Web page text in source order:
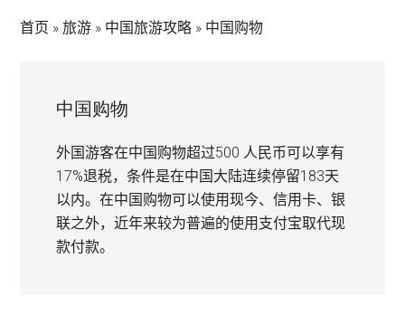
首页 »旅游 » 中国旅游攻略 » 中国购物
中国购物
外国游客在中国购物超过500 人民币可以享有
17%退税，条件是在中国大陆连续停留183天
以内。在中国购物可以使用现今、信用卡、银
联之外，近年来较为普遍的使用支付宝取代现
款付款。